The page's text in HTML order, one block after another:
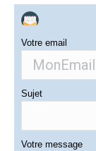
Votre email
Sujet
Votre message